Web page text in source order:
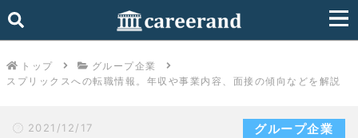
トップ
グループ企業
スプリックスへの転職情報。年収や事業内容、面接の傾向などを解説
2021/12/17 グループ企業